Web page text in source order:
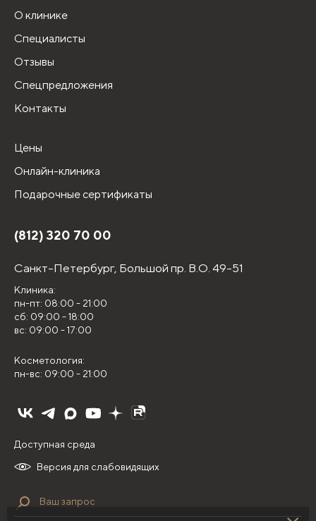
О клинике
Специалисты
Отзывы
Спецпредложения
Контакты
Цены
Онлайн-клиника
Подарочные сертификаты
(812) 320 70 00
Санкт-Петербург, Большой пр. В.О. 49-51
Клиника:
пн-пт: 08:00 - 21:00
сб: 09:00 - 18:00
вс: 09:00 - 17:00
Косметология:
пн-вс: 09:00 - 21:00
Версия для слабовидящих
Доступная среда